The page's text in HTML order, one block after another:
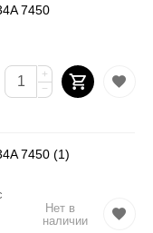
7450
+
−
7450 (1)
Нет в
наличии